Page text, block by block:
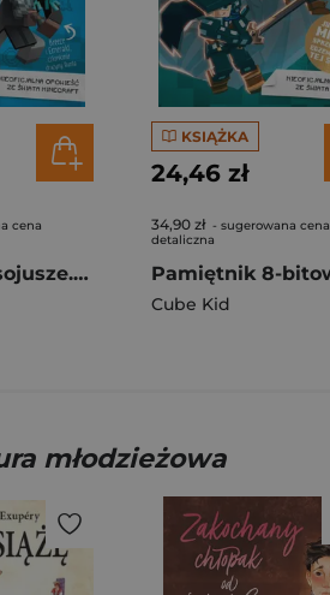
cena
Craftingowe sojusze. Minecraft pamiętni 8-bitowego wojownika. Tom 3 wyd. 2023
KSIĄŻKA
24,46 zł
34,90 zł - sugerowana cena
detaliczna
Cube Kid
młodzieżowa